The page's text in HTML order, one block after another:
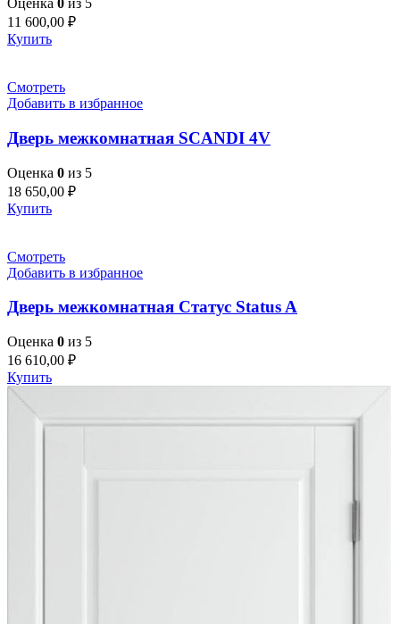
Оценка 0 из 5
11 600,00 ₽
Купить
Смотреть
Добавить в избранное
Дверь межкомнатная SCANDI 4V
Оценка 0 из 5
18 650,00 ₽
Купить
Смотреть
Добавить в избранное
Дверь межкомнатная Статус Status A
Оценка 0 из 5
16 610,00 ₽
Купить